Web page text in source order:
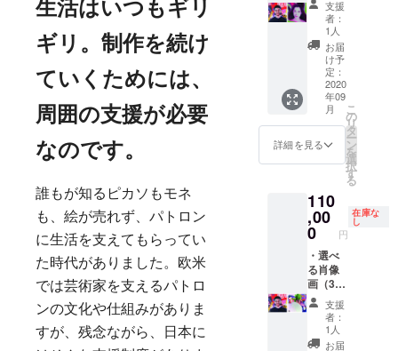
生活はいつもギリ
ギリ。制作を続け
ていくためには、
周囲の支援が必要
なのです。
誰もが知るピカソもモネ
も、絵が売れず、パトロン
に生活を支えてもらってい
た時代がありました。欧米
では芸術家を支えるパトロ
ンの文化や仕組みがありま
すが、残念ながら、日本に
特大サ
イズも
ご用意
しまし
た！ ✻
写真を1
枚メー
ルでお
送りい
き、そ
れをも
制作し
ます。
作品イ
メージ
などは
基本的
に伊藤
彩にお
まかせ
となり
ます。A
ます。
こちら
は限定
１枚の
超ミニ
サイズ
です。
✻リ
ターン
購入後
写真を
こちら
のアド
レスま
でお送
りくだ
さい。
ayaitoa
yaito@
gmail.c
om ・サ
メール
でお送
りいた
だき、
それを
もとに
肖像画
を制作
しま
す。作
基本的
に伊藤
彩にお
まかせ
となり
ます。
こちら
は限定
１枚の
ミニサ
イズで
×19㎝,
2号）oil
on
canvas
CAMPF
IRE限定
で特別
企画と
して、
伊藤彩
があな
た、あ
大切な
方、
ペット
や思い
入れの
ある品
の肖像
画を描
きま
す。写
真を1枚
支援
者：
1人
お届
け予
定：
2020
年09
月
詳細を見る
こ
の
リ
タ
ー
ン
を
選
択
す
る
110
,00
0 円
在庫な
し
・選べ
る肖像
画（33
㎝×24
㎝, 4
号）oil
on
支援
者：
1人
お届